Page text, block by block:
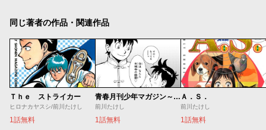
同じ著者の作品・関連作品
Ｔｈｅ ストライカー
ヒロナカヤスシ/前川たけし
1話無料
青春月刊少年マガジン～鉄拳チンミ誕生秘話～
前川たけし
1話無料
Ａ．Ｓ．
前川たけし
1話無料